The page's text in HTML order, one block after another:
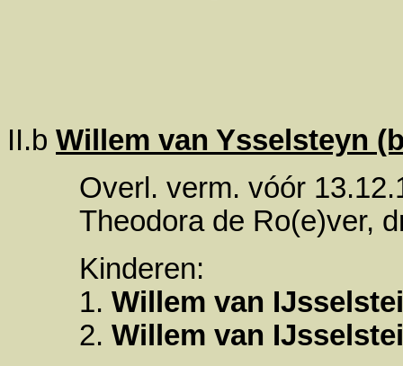
II.b Willem van Ysselsteyn
Overl. verm. vóór
Theodora de Ro(e)ver,
Kinderen:
1. Willem van
2. Willem van